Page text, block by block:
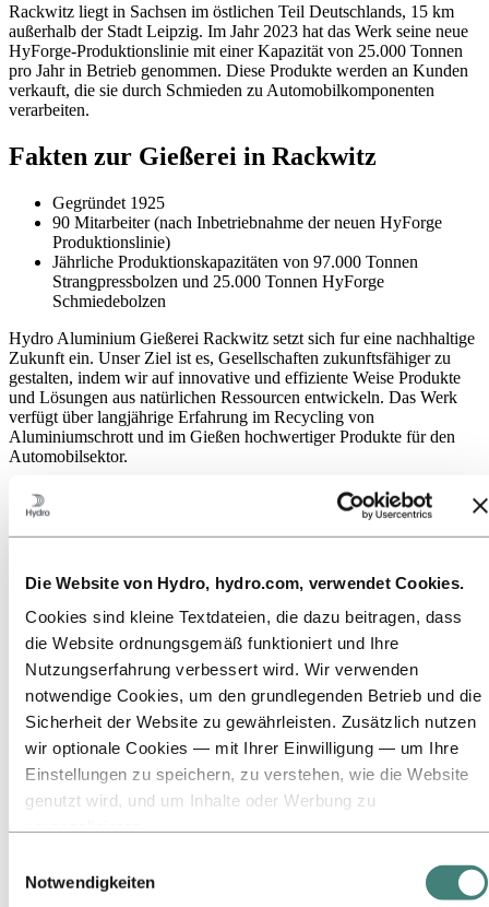
Die Website von Hydro, hydro.com, verwendet Cookies.
Cookies sind kleine Textdateien, die dazu beitragen, dass
die Website ordnungsgemäß funktioniert und Ihre
Nutzungserfahrung verbessert wird. Wir verwenden
notwendige Cookies, um den grundlegenden Betrieb und die
Sicherheit der Website zu gewährleisten. Zusätzlich nutzen
wir optionale Cookies — mit Ihrer Einwilligung — um Ihre
Einstellungen zu speichern, zu verstehen, wie die Website
genutzt wird, und um Inhalte oder Werbung zu
Tools wir für Sicherheits‑, Analyse‑ oder Werbezwecke
Notwendigkeiten
Rackwitz liegt in Sachsen im östlichen Teil Deutschlands, 15 km
außerhalb der Stadt Leipzig. Im Jahr 2023 hat das Werk seine neue
HyForge-Produktionslinie mit einer Kapazität von 25.000 Tonnen
pro Jahr in Betrieb genommen. Diese Produkte werden an Kunden
verkauft, die sie durch Schmieden zu Automobilkomponenten
verarbeiten.
Fakten zur Gießerei in Rackwitz
Gegründet 1925
90 Mitarbeiter (nach Inbetriebnahme der neuen HyForge
Produktionslinie)
Jährliche Produktionskapazitäten von 97.000 Tonnen
Strangpressbolzen und 25.000 Tonnen HyForge
Schmiedebolzen
Hydro Aluminium Gießerei Rackwitz setzt sich fur eine nachhaltige
Zukunft ein. Unser Ziel ist es, Gesellschaften zukunftsfähiger zu
gestalten, indem wir auf innovative und effiziente Weise Produkte
und Lösungen aus natürlichen Ressourcen entwickeln. Das Werk
verfügt über langjährige Erfahrung im Recycling von
Aluminiumschrott und im Gießen hochwertiger Produkte für den
Automobilsektor.
Wir haben uns seit Jahrzehnten dem Aluminiumrecycling
verschrieben und recyceln jährlich etwa 85.000 Tonnen
Aluminiumschrott inklusive ca. 20.000 Tonnen Aluminium, welches
Recyceltes Aluminium wird mit nur 5% des Energieeinsatzes von
Primäraluminium ohne Kompromisse bei der Qualität hergestellt.
Bei unserer hohen Recyclingquote sind wir in der Lage hochwertige
Aluminiumprodukte mit äußerst niedrigem CO2-Fußabdruck
anzubieten. Die HyForge-Produkte der neuen Produktionslinie
werden einen zertifizierten CO2-Fussabdruck haben, der weniger
als ein Viertel des weltweiten Industriedurchschnitts für Aluminium
darstellt.
Ausrüstung Strangpressbolzenproduktion
2 Schmelzöfen, 3 Gießöfen, vertikal Stranggussanlage mit
Ø254mm, Ø305mm und Ø382, kontinuierlicher
Homogenisierungsofen, diskontinuierlicher Homogenisierungsofen,